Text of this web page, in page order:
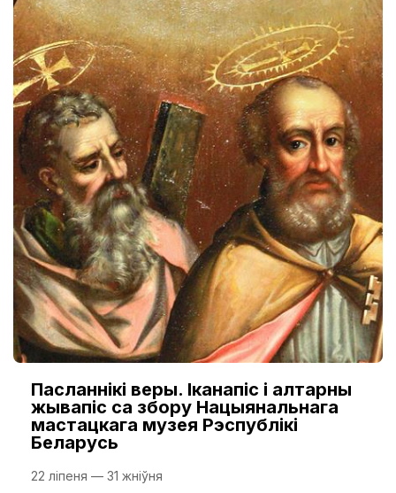
Пасланнікі веры. Іканапіс і алтарны
жывапіс са збору Нацыянальнага
мастацкага музея Рэспублікі
Беларусь
22 ліпеня — 31 жніўня